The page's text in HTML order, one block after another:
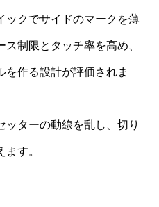
ックでサイドのマークを薄
制限とタッチ率を高め、
を作る設計が評価されま
ターの動線を乱し、切り
す。